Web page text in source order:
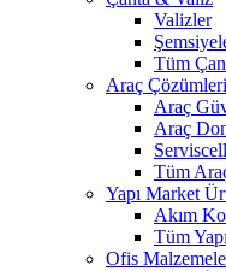
Valizler
Tüm
Araç Çözümleri
Araç
Araç
Serviscell
Tüm
Yapı Market
Akım
Tüm
Ofis